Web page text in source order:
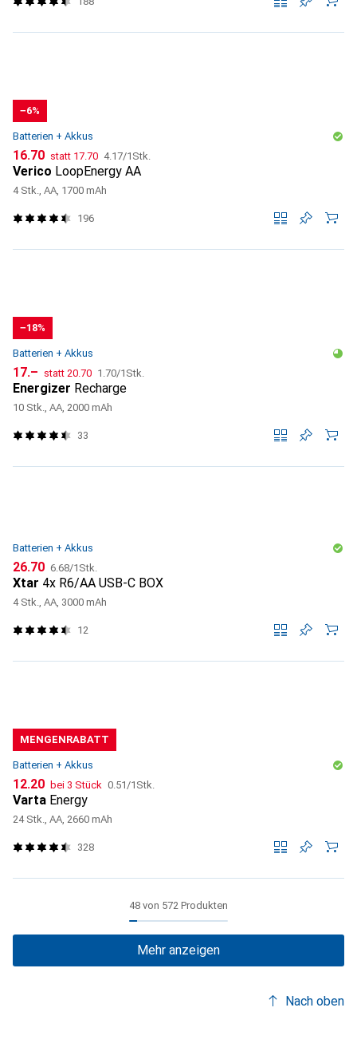
−6%
Batterien + Akkus
CHF
16.70 statt CHF
17.70 CHF
4.17/1Stk.
Verico LoopEnergy AA
4 Stk., AA, 1700 mAh
196
−18%
Batterien + Akkus
CHF
17.– statt CHF
20.70 CHF
1.70/1Stk.
Energizer Recharge
10 Stk., AA, 2000 mAh
33
Batterien + Akkus
CHF
26.70 CHF
6.68/1Stk.
Xtar 4x R6/AA USB-C BOX
4 Stk., AA, 3000 mAh
12
MENGENRABATT
Batterien + Akkus
CHF
12.20 bei 3 Stück CHF
0.51/1Stk.
Varta Energy
24 Stk., AA, 2660 mAh
328
48 von 572 Produkten
Mehr anzeigen
Nach oben